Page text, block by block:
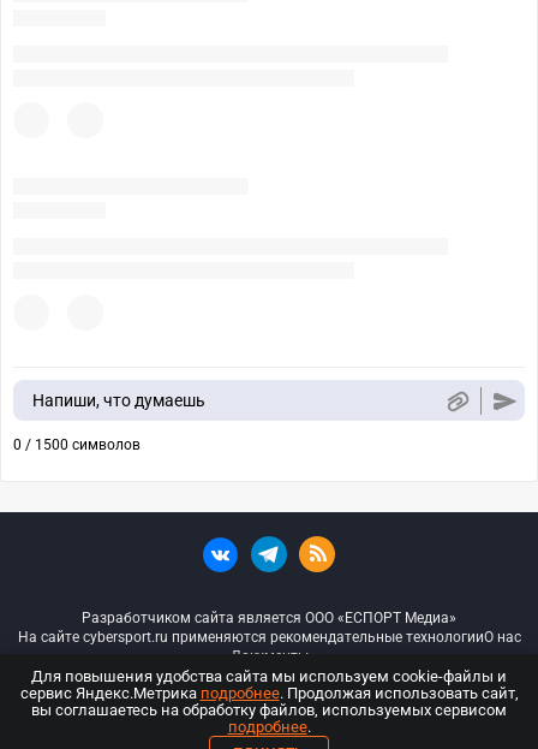
Напиши, что думаешь
0 / 1500 символов
Разработчиком сайта является ООО «ЕСПОРТ Медиа»
На сайте cybersport.ru применяются рекомендательные технологииО нас
Документы
© ООО «Киберспорт.ру» — Все права защищены
18+
Для повышения удобства сайта мы используем cookie-файлы и
сервис Яндекс.Метрика подробнее. Продолжая использовать сайт,
вы соглашаетесь на обработку файлов, используемых сервисом
подробнее.